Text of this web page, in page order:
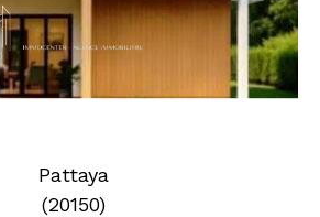
Pattaya
(20150)